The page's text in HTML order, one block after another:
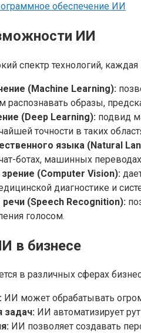
обеспечение ИИ
ИИ
спектр технологий,
(Machine Learning):
распознавать образы,
(Deep Learning): подвид
точности в таких
языка (Natural
ботах, машинных
(Computer Vision):
диагностике и
речи (Speech Recognition):
голосом.
в бизнесе
в различных сферах
ИИ может обрабатывать
задач: ИИ автоматизирует
ИИ позволяет создавать